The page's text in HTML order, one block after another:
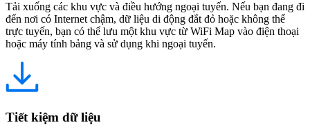
Tải xuống các khu vực và điều hướng ngoại tuyến. Nếu bạn đang đi
đến nơi có Internet chậm, dữ liệu di động đắt đỏ hoặc không thể
trực tuyến, bạn có thể lưu một khu vực từ WiFi Map vào điện thoại
hoặc máy tính bảng và sử dụng khi ngoại tuyến.
Tiết kiệm dữ liệu